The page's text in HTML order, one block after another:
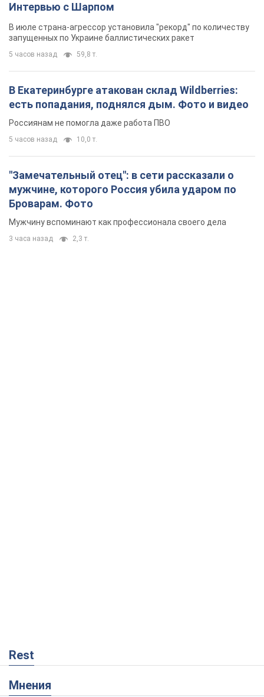
Интервью с Шарпом
В июле страна-агрессор установила "рекорд" по количеству
запущенных по Украине баллистических ракет
5 часов назад 59,8 т.
В Екатеринбурге атакован склад Wildberries:
есть попадания, поднялся дым. Фото и видео
Россиянам не помогла даже работа ПВО
5 часов назад 10,0 т.
"Замечательный отец": в сети рассказали о
мужчине, которого Россия убила ударом по
Броварам. Фото
Мужчину вспоминают как профессионала своего дела
3 часа назад 2,3 т.
Rest
Мнения